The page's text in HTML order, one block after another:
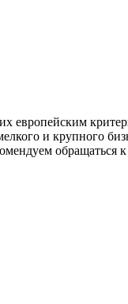
европейским
и крупного
обращаться